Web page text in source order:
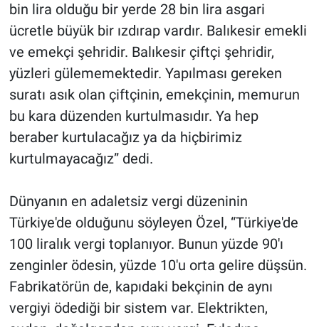
bin lira olduğu bir yerde 28 bin lira asgari
ücretle büyük bir ızdırap vardır. Balıkesir emekli
ve emekçi şehridir. Balıkesir çiftçi şehridir,
yüzleri gülememektedir. Yapılması gereken
suratı asık olan çiftçinin, emekçinin, memurun
bu kara düzenden kurtulmasıdır. Ya hep
beraber kurtulacağız ya da hiçbirimiz
kurtulmayacağız” dedi.
Dünyanın en adaletsiz vergi düzeninin
Türkiye'de olduğunu söyleyen Özel, “Türkiye'de
100 liralık vergi toplanıyor. Bunun yüzde 90'ı
zenginler ödesin, yüzde 10'u orta gelire düşsün.
Fabrikatörün de, kapıdaki bekçinin de aynı
vergiyi ödediği bir sistem var. Elektrikten,